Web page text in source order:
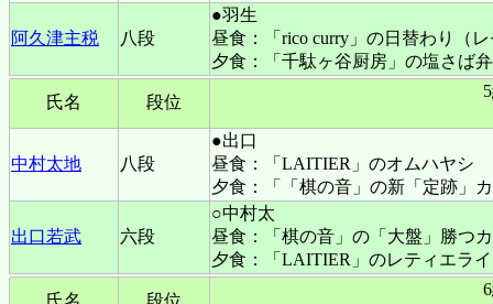
阿久津主税 八段
●羽生
昼食：「rico curry」の日替わり（
夕食：「千駄ヶ谷厨房」の塩さば
氏名 段位
中村太地 八段
●出口
昼食：「LAITIER」のオムハヤシ
夕食：「「棋の音」の新「定跡」
出口若武 六段
○中村太
昼食：「棋の音」の「大盤」勝つ
夕食：「LAITIER」のレティエラ